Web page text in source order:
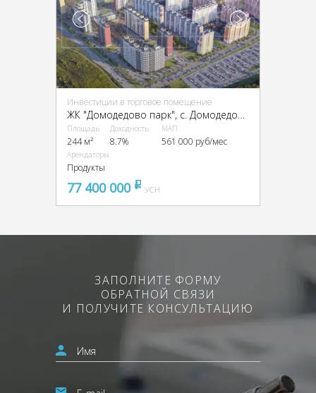
Инвестиции в торговое помещение
ЖК "Домодедово парк", с. Домодедово, Высотная ул., 9
Площадь
244 м²
Доходность
8.7%
МАП
561 000 руб/мес
Арендаторы
Продукты
77 400 000 pуб
УСН
ЗАПОЛНИТЕ ФОРМУ
ОБРАТНОЙ СВЯЗИ
И ПОЛУЧИТЕ КОНСУЛЬТАЦИЮ